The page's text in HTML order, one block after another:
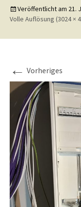
Veröffentlicht am 21.
Volle Auflösung (3024 ×
← Vorheriges